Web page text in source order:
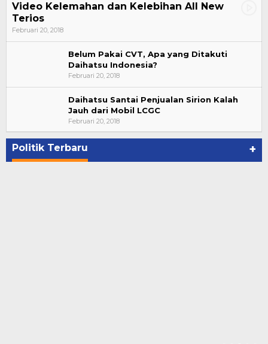
Video Kelemahan dan Kelebihan All New
Terios
Februari 20, 2018
Belum Pakai CVT, Apa yang Ditakuti
Daihatsu Indonesia?
Februari 20, 2018
Daihatsu Santai Penjualan Sirion Kalah
Jauh dari Mobil LCGC
Februari 20, 2018
Politik Terbaru +
Suharto Dipercaya Jadi Dewan Pengawas PP
PBSI 2020-2024
Di NASIONAL, POLITIK